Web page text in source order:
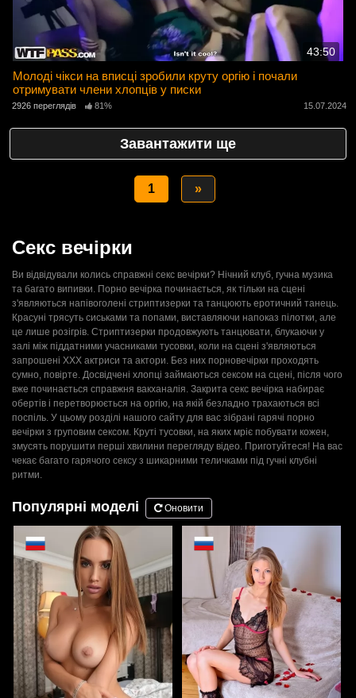
43:50
Молоді чікси на вписці зробили круту оргію і почали
отримувати члени хлопців у писки
2926 переглядів 81% 15.07.2024
Завантажити ще
1 »
Секс вечірки
Ви відвідували колись справжні секс вечірки? Нічний клуб, гучна музика
та багато випивки. Порно вечірка починається, як тільки на сцені
з'являються напівоголені стриптизерки та танцюють еротичний танець.
Красуні трясуть сиськами та попами, виставляючи напоказ пілотки, але
це лише розігрів. Стриптизерки продовжують танцювати, блукаючи у
залі між піддатними учасниками тусовки, коли на сцені з'являються
запрошені ХХХ актриси та актори. Без них порновечірки проходять
сумно, повірте. Досвідчені хлопці займаються сексом на сцені, після чого
вже починається справжня вакханалія. Закрита секс вечірка набирає
обертів і перетворюється на оргію, на якій безладно трахаються всі
поспіль. У цьому розділі нашого сайту для вас зібрані гарячі порно
вечірки з груповим сексом. Круті тусовки, на яких мріє побувати кожен,
змусять порушити перші хвилини перегляду відео. Приготуйтеся! На вас
чекає багато гарячого сексу з шикарними теличками під гучні клубні
ритми.
Популярні моделі Оновити